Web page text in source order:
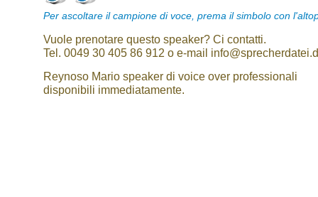
Per ascoltare il campione di voce, prema il simbolo con
Vuole prenotare questo speaker? Ci contatti.
Tel. 0049 30 405 86 912 o e-mail
Reynoso Mario speaker di voice over professionali
disponibili immediatamente.